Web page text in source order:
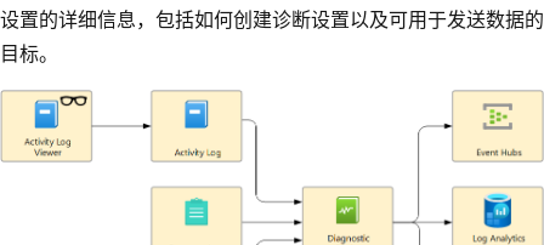
设置的详细信息，包括如何创建诊断设置以及可用于发送数据的
目标。